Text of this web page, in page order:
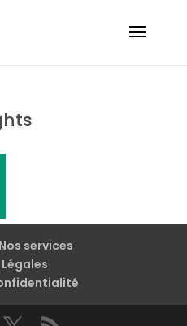
Nos services